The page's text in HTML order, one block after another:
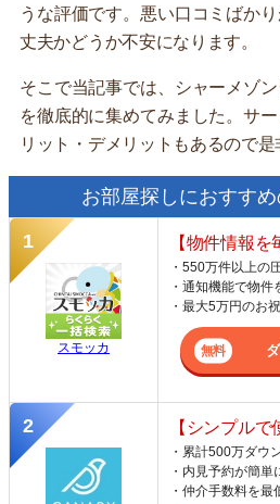
うな評価です。悪い口コミばか
丈夫かどうか不安になります。
そこで当記事では、シャーメゾ
を徹底的に集めてみました。サ
リット・デメリットもあるので是
お部屋探しにおすす
スモッカ
【物件情報を
・550万件以上の
・通知機能で物件
・最大5万円のお
【シンプルで
・累計500万ダウ
・内見予約が簡単
・仲介手数料を最